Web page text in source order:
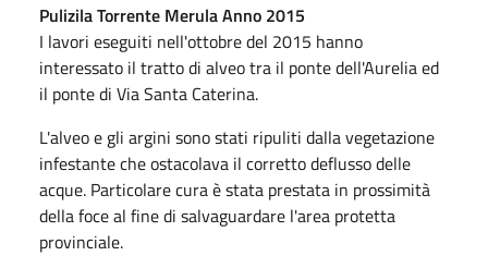
Pulizila Torrente Merula Anno 2015
I lavori eseguiti nell'ottobre del 2015 hanno
interessato il tratto di alveo tra il ponte dell'Aurelia ed
il ponte di Via Santa Caterina.
L'alveo e gli argini sono stati ripuliti dalla vegetazione
infestante che ostacolava il corretto deflusso delle
acque. Particolare cura è stata prestata in prossimità
della foce al fine di salvaguardare l'area protetta
provinciale.